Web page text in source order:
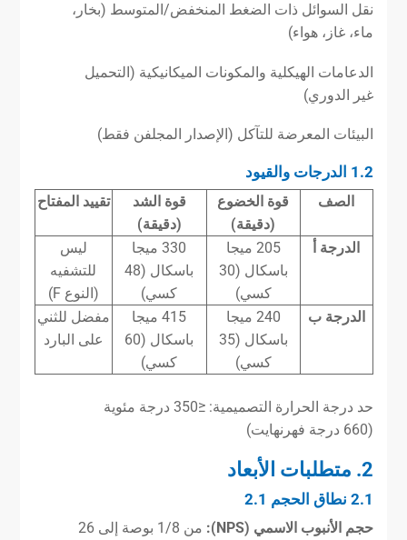
نقل السوائل ذات الضغط المنخفض/المتوسط (بخار،
ماء، غاز، هواء)
الدعامات الهيكلية والمكونات الميكانيكية (التحميل
غير الدوري)
البيئات المعرضة للتآكل (الإصدار المجلفن فقط)
1.2 الدرجات والقيود
الصف
قوة الخضوع
(دقيقة)
قوة الشد
(دقيقة)
تقييد المفتاح
الدرجة أ
205 ميجا
باسكال (30
كسي)
330 ميجا
باسكال (48
كسي)
ليس
للتشفيه
(النوع F)
الدرجة ب
240 ميجا
باسكال (35
كسي)
415 ميجا
باسكال (60
كسي)
مفضل للثني
على البارد
حد درجة الحرارة التصميمية: ≤350 درجة مئوية
(660 درجة فهرنهايت)
2. متطلبات الأبعاد
2.1 نطاق الحجم 2.1
حجم الأنبوب الاسمي (NPS):
من 1/8 بوصة إلى 26